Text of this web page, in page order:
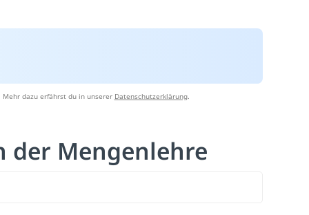
dazu erfährst du in unserer Datenschutzerklärung.
Mengenlehre